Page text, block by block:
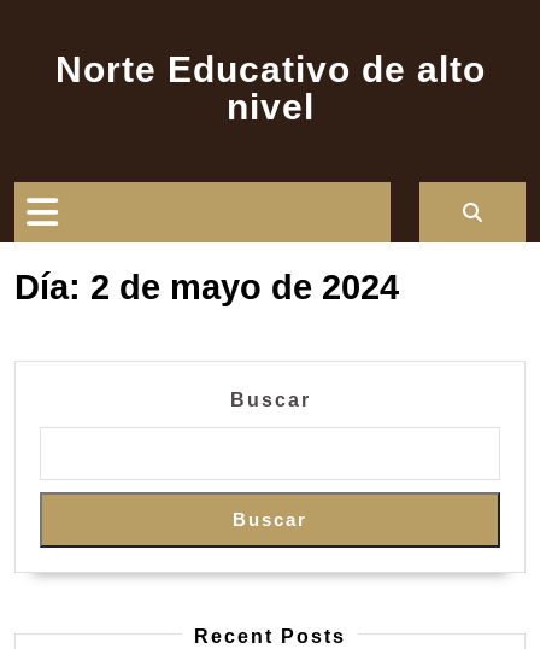
contenidoNorte Educativo de alto
nivel
Día: 2 de mayo de 2024
Buscar
Buscar
Recent Posts